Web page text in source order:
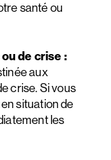
santé ou
de crise :
aux
crise. Si vous
situation de
les